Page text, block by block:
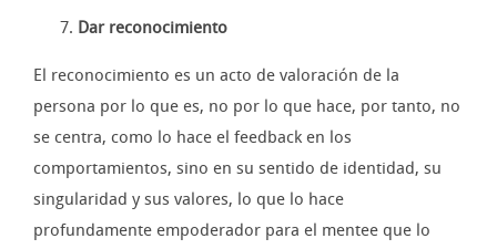
Dar reconocimiento
El reconocimiento es un acto de valoración de la
persona por lo que es, no por lo que hace, por tanto, no
se centra, como lo hace el feedback en los
comportamientos, sino en su sentido de identidad, su
singularidad y sus valores, lo que lo hace
profundamente empoderador para el mentee que lo